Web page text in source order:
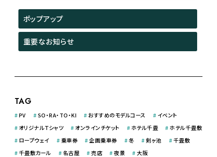
ポップアップ
重要なお知らせ
TAG
#PV #SO・RA・TO・KI #おすすめのモデルコース # イベント
# オリジナルＴシャツ # オンラインチケット # ホテル千畳 # ホテル千畳敷
# ロープウェイ # 乗車券 #企画乗車券 #冬 #剣ヶ池 #千畳敷
#千畳敷カール #名古屋 #売店 #夜景 # 大阪